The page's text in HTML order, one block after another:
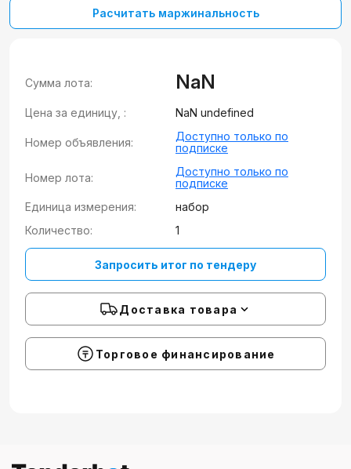
Расчитать маржинальность
Сумма лота: NaN
Цена за единицу, : NaN undefined
Номер объявления:
Доступно только по
подписке
Номер лота:
Доступно только по
подписке
Единица измерения:
набор
Количество:
1
Запросить итог по тендеру
Доставка товара
Торговое финансирование